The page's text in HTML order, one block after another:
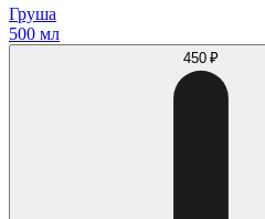
Груша
500 мл
450 ₽